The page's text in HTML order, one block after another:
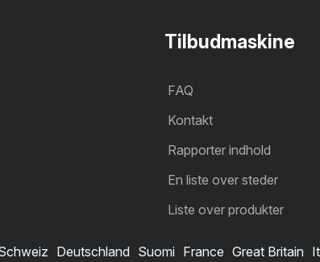
Tilbudmaskine
FAQ
Kontakt
Rapporter indhold
En liste over steder
Liste over produkter
Deutschland Suomi France Great Britain